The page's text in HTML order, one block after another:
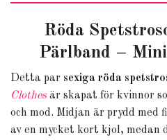
Röda
Pärlband –
Detta par sexiga röda
Clothesär skapat för kvinnor
och mod. Midjan är prydd med
av en mycket kort kjol, medan